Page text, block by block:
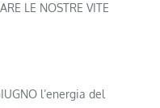
LE NOSTRE VITE
l’energia del